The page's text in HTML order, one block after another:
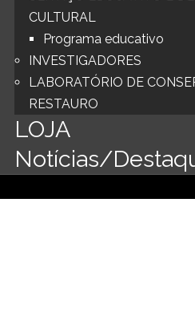
CULTURAL
Programa educativo
INVESTIGADORES
LABORATÓRIO DE
RESTAURO
LOJA
Notícias/